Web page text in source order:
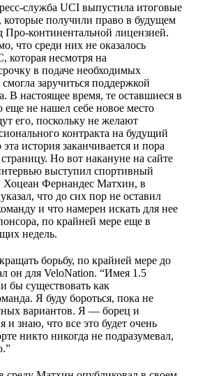
служба UCI выпустила итоговые
получили право в будущем
Про-континентальной лицензией.
что среди них не оказалось
которая несмотря на
в подаче необходимых
заручиться поддержкой
В настоящее время, те оставшиеся в
еще не нашел себе новое место
его, поскольку не желают
контракта на будущий
история заканчивается и пора
Но вот накануне на сайте
выступил спортивный
Хоцеан Фернандес Матхин, в
что до сих пор не оставил
и что намерен искать для нее
по крайней мере еще в
недель.
борьбу, по крайней мере до
он для VeloNation. “Имея 1.5
бы существовать как
Я буду бороться, пока не
вариантов. Я — борец и
и знаю, что все это будет очень
никто никогда не подразумевал,